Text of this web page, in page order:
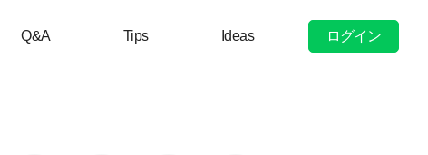
Q&A Tips Ideas ログイン